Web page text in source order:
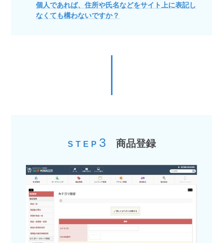
個人であれば、住所や氏名などをサイト上に表記し
なくても構わないですか？
STEP 3 商品登録